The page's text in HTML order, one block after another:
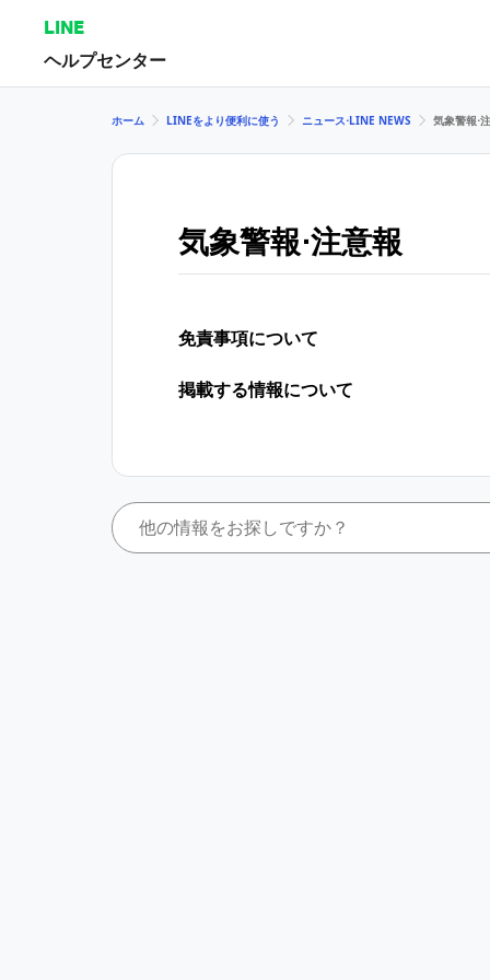
LINE
ヘルプセンター
ホーム LINEをより便利に使う ニュース⋅LINE NEWS 気象警報⋅
気象警報⋅注意報
免責事項について
掲載する情報について